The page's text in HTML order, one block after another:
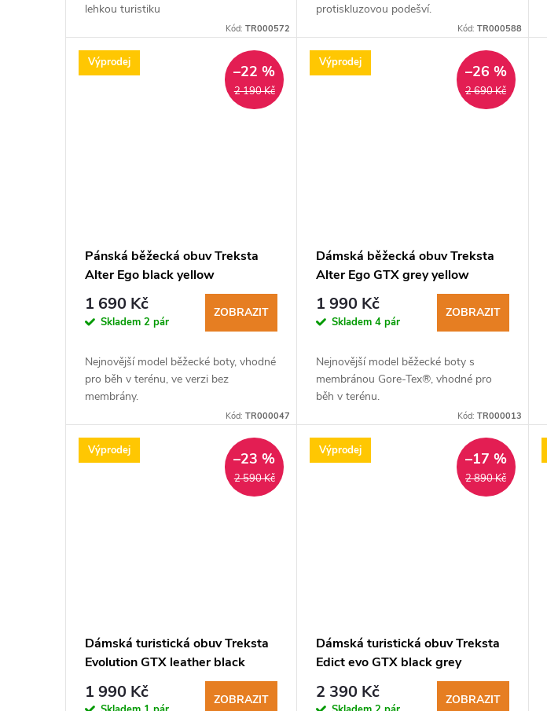
lehkou turistiku
Kód:TR000572
protiskluzovou podešví.
Kód: TR000588
Výprodej
2 190 Kč
–22 %
Pánská běžecká obuv Treksta
Alter Ego black yellow
1 690 Kč
Skladem 2 pár
ZOBRAZIT
Nejnovější model běžecké boty, vhodné
pro běh v terénu, ve verzi bez
membrány.
Kód:TR000047
Výprodej
2 690 Kč
–26 %
Dámská běžecká obuv Treksta
Alter Ego GTX grey yellow
1 990 Kč
Skladem4 pár
ZOBRAZIT
Nejnovější model běžecké boty s
membránou Gore-Tex®, vhodné pro
běh v terénu.
Kód: TR000013
Výprodej
2 590 Kč
–23 %
Dámská turistická obuv Treksta
Evolution GTX leather black
1 990 Kč ZOBRAZIT
Výprodej
2 890 Kč
–17 %
Dámská turistická obuv Treksta
Edict evo GTX black grey
2 390 Kč ZOBRAZIT